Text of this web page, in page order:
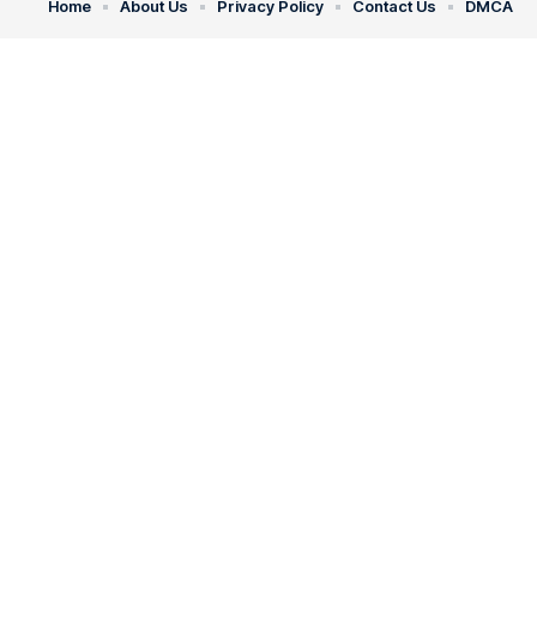
Home About Us Privacy Policy Contact Us DMCA